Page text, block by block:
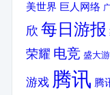
美世界 巨人网络
欣 每日游报
荣耀 电竞 盛大
游戏 腾讯 腾